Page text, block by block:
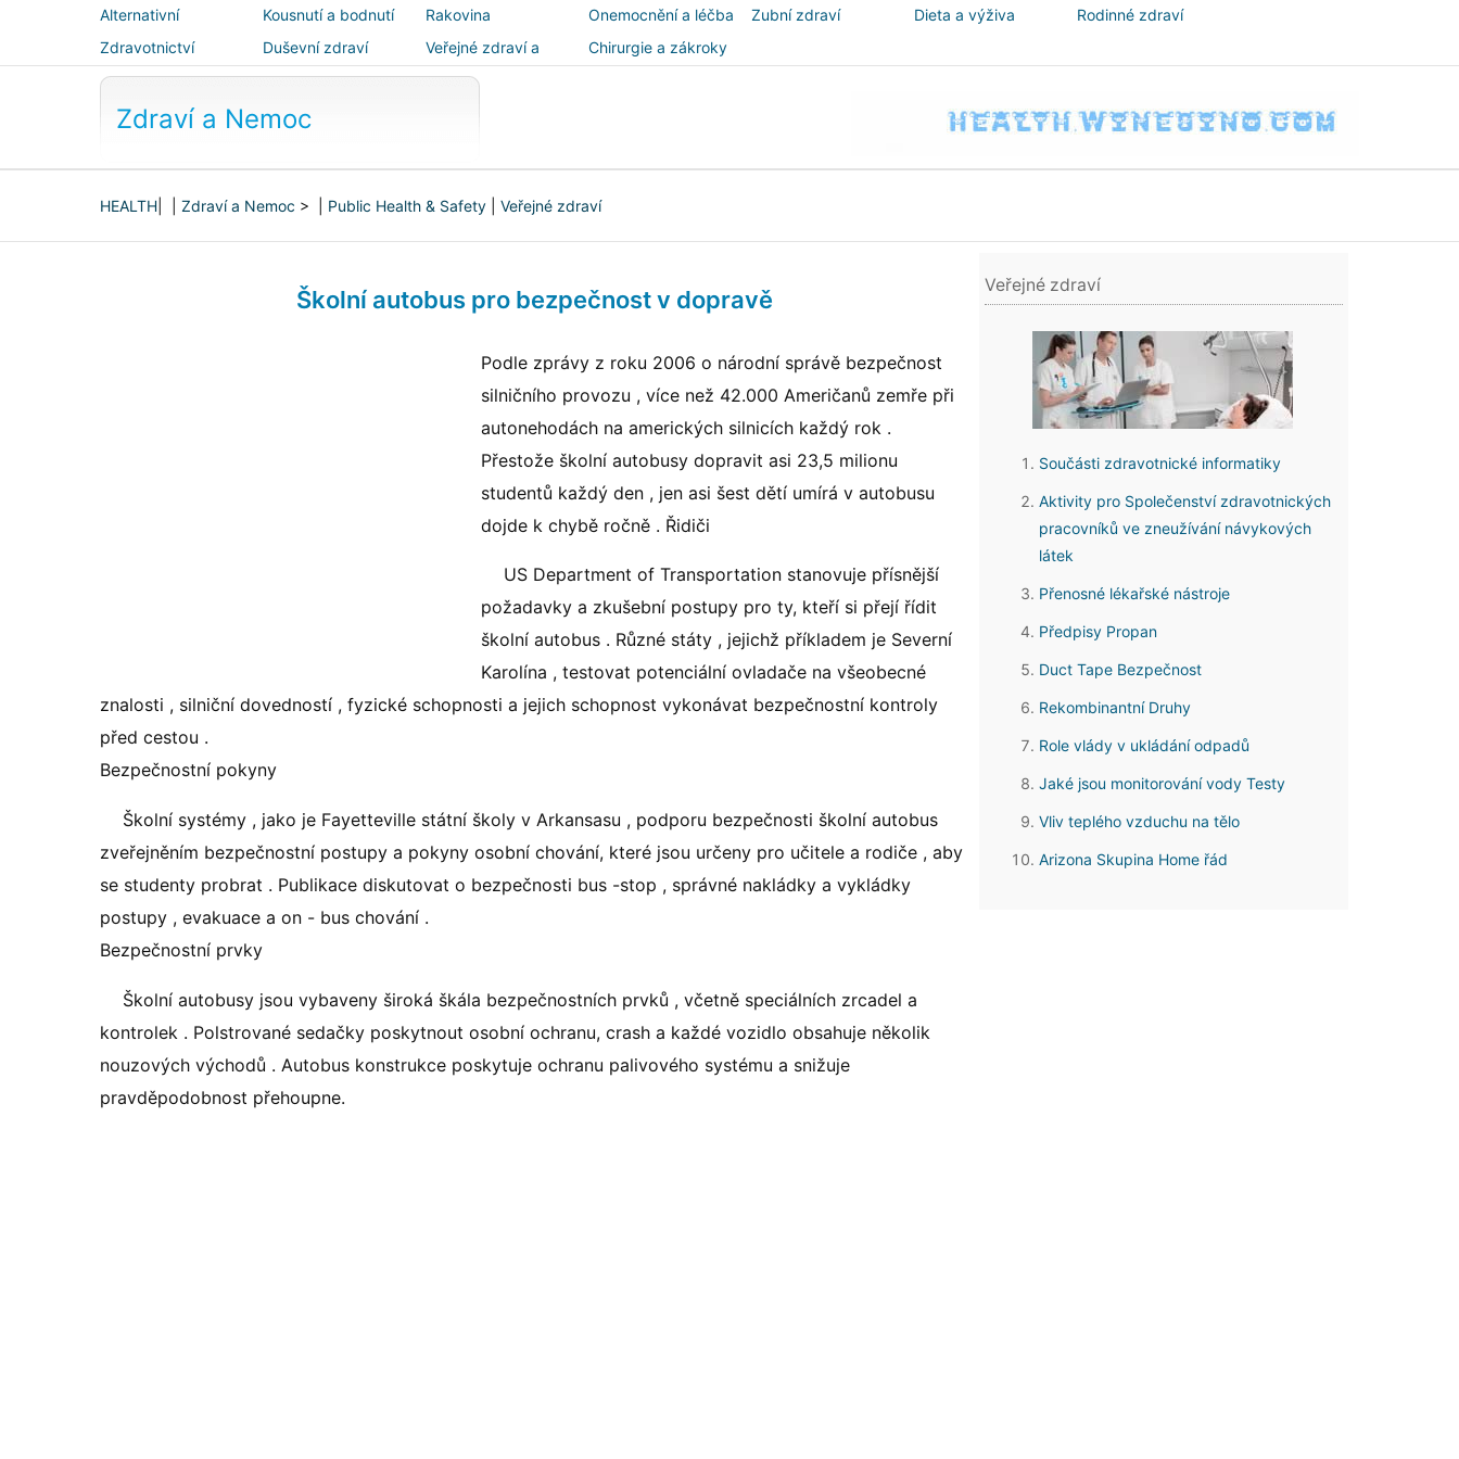
Alternativní
medicína
Kousnutí a bodnutí Rakovina Onemocnění a léčba Zubní zdraví Dieta a výživa
Rodinné zdraví
Zdravotnictví
Duševní zdraví
Veřejné zdraví a
bezpečnost
Chirurgie a zákroky
Zdraví a Nemoc
HEALTH Zdraví a Nemoc > | Public Health & Safety Veřejné zdraví
Školní autobus pro bezpečnost v dopravě
Podle zprávy z roku 2006 o národní správě bezpečnost
silničního provozu , více než 42.000 Američanů zemře při
autonehodách na amerických silnicích každý rok .
Přestože školní autobusy dopravit asi 23,5 milionu
studentů každý den , jen asi šest dětí umírá v autobusu
dojde k chybě ročně . Řidiči
US Department of Transportation stanovuje přísnější
požadavky a zkušební postupy pro ty, kteří si přejí řídit
školní autobus . Různé státy , jejichž příkladem je Severní
Karolína , testovat potenciální ovladače na všeobecné
znalosti , silniční dovedností , fyzické schopnosti a jejich schopnost vykonávat bezpečnostní kontroly
před cestou .
Bezpečnostní pokyny
Školní systémy , jako je Fayetteville státní školy v Arkansasu , podporu bezpečnosti školní autobus
zveřejněním bezpečnostní postupy a pokyny osobní chování, které jsou určeny pro učitele a rodiče , aby
se studenty probrat . Publikace diskutovat o bezpečnosti bus -stop , správné nakládky a vykládky
postupy , evakuace a on - bus chování .
Bezpečnostní prvky
Školní autobusy jsou vybaveny široká škála bezpečnostních prvků , včetně speciálních zrcadel a
kontrolek . Polstrované sedačky poskytnout osobní ochranu, crash a každé vozidlo obsahuje několik
nouzových východů . Autobus konstrukce poskytuje ochranu palivového systému a snižuje
pravděpodobnost přehoupne.
Veřejné zdraví
Součásti zdravotnické informatiky
Aktivity pro Společenství zdravotnických
pracovníků ve zneužívání návykových
látek
Přenosné lékařské nástroje
Předpisy Propan
Duct Tape Bezpečnost
Rekombinantní Druhy
Role vlády v ukládání odpadů
Jaké jsou monitorování vody Testy
Vliv teplého vzduchu na tělo
Arizona Skupina Home řád